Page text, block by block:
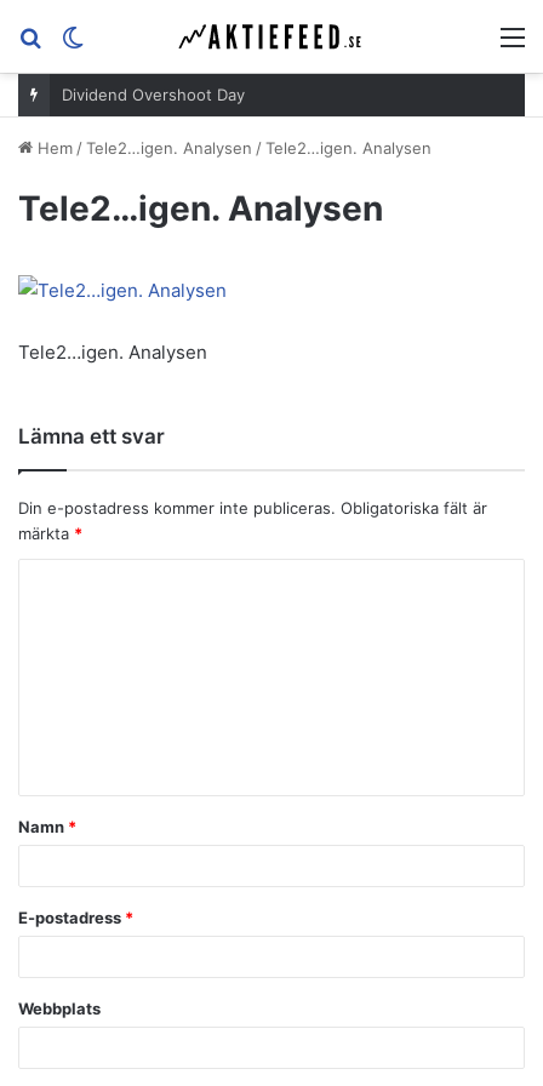
Sök
efterskin
Dividend Overshoot Day
Hem /Tele2…igen. Analysen /Tele2…igen. Analysen
Tele2…igen. Analysen
Tele2…igen. Analysen
Lämna ett svar
Din e-postadress kommer inte publiceras. Obligatoriska fält är
märkta *
t
a
Namn *
E-postadress *
Webbplats